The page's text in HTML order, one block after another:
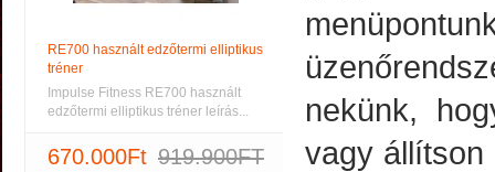
RE700 használt edzőtermi elliptikus
tréner
Impulse Fitness RE700 használt
edzőtermi elliptikus tréner leírás...
670.000Ft 919.900FT
nekünk,
vagy